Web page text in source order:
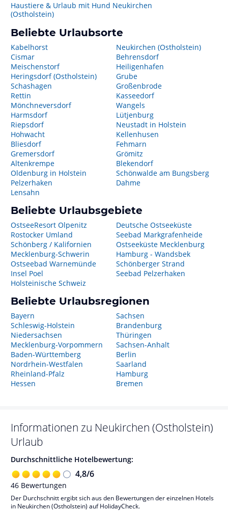
Haustiere & Urlaub mit Hund Neukirchen
(Ostholstein)
Beliebte Urlaubsorte
Kabelhorst
Cismar
Meischenstorf
Heringsdorf (Ostholstein)
Schashagen
Rettin
Mönchneversdorf
Harmsdorf
Riepsdorf
Hohwacht
Bliesdorf
Gremersdorf
Altenkrempe
Oldenburg in Holstein
Pelzerhaken
Lensahn
Neukirchen (Ostholstein)
Behrensdorf
Heiligenhafen
Grube
Großenbrode
Kasseedorf
Wangels
Lütjenburg
Neustadt in Holstein
Kellenhusen
Fehmarn
Grömitz
Blekendorf
Schönwalde am Bungsberg
Dahme
Beliebte Urlaubsgebiete
OstseeResort Olpenitz
Rostocker Umland
Schönberg / Kalifornien
Mecklenburg-Schwerin
Ostseebad Warnemünde
Insel Poel
Holsteinische Schweiz
Deutsche Ostseeküste
Seebad Markgrafenheide
Ostseeküste Mecklenburg
Hamburg - Wandsbek
Schönberger Strand
Seebad Pelzerhaken
Beliebte Urlaubsregionen
Bayern
Schleswig-Holstein
Niedersachsen
Mecklenburg-Vorpommern
Baden-Württemberg
Nordrhein-Westfalen
Rheinland-Pfalz
Hessen
Sachsen
Brandenburg
Thüringen
Sachsen-Anhalt
Berlin
Saarland
Hamburg
Bremen
Informationen zu Neukirchen (Ostholstein)
Urlaub
Durchschnittliche Hotelbewertung:
4,8/6
46 Bewertungen
Der Durchschnitt ergibt sich aus den Bewertungen der einzelnen Hotels
in Neukirchen (Ostholstein) auf HolidayCheck.